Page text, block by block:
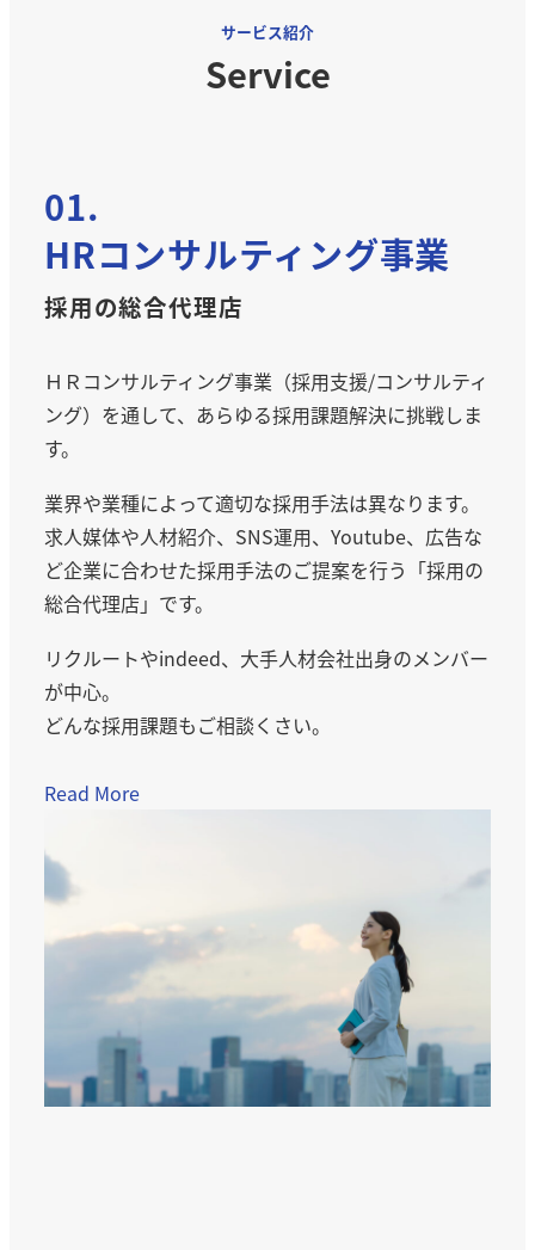
サービス紹介
Service
01.
HRコンサルティング事業
採用の総合代理店
ＨＲコンサルティング事業（採用支援/コンサルティ
ング）を通して、あらゆる採用課題解決に挑戦しま
す。
業界や業種によって適切な採用手法は異なります。
求人媒体や人材紹介、SNS運用、Youtube、広告な
ど企業に合わせた採用手法のご提案を行う「採用の
総合代理店」です。
リクルートやindeed、大手人材会社出身のメンバー
が中心。
どんな採用課題もご相談くさい。
Read More